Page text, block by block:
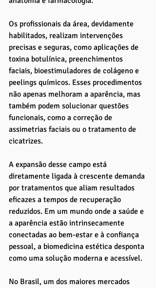
Os profissionais da área, devidamente
habilitados, realizam intervenções
precisas e seguras, como aplicações de
toxina botulínica, preenchimentos
faciais, bioestimuladores de colágeno e
peelings químicos. Esses procedimentos
não apenas melhoram a aparência, mas
também podem solucionar questões
funcionais, como a correção de
assimetrias faciais ou o tratamento de
cicatrizes.
A expansão desse campo está
diretamente ligada à crescente demanda
por tratamentos que aliam resultados
eficazes a tempos de recuperação
reduzidos. Em um mundo onde a saúde e
a aparência estão intrinsecamente
conectadas ao bem-estar e à confiança
pessoal, a biomedicina estética desponta
como uma solução moderna e acessível.
No Brasil, um dos maiores mercados